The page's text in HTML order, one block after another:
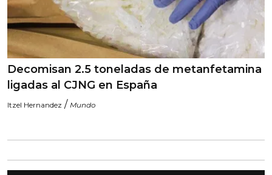
Decomisan 2.5 toneladas de metanfetamina
ligadas al CJNG en España
Itzel Hernandez / Mundo